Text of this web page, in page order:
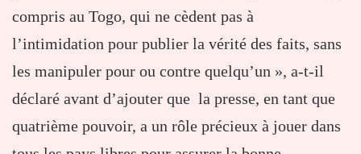
compris au Togo, qui ne cèdent pas à
l’intimidation pour publier la vérité des faits, sans
les manipuler pour ou contre quelqu’un », a-t-il
déclaré avant d’ajouter que la presse, en tant que
quatrième pouvoir, a un rôle précieux à jouer dans